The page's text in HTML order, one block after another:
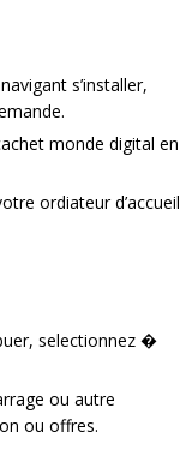
s’installer,
monde digital en
ordiateur d’accueil
selectionnez �
ou autre
ou offres.